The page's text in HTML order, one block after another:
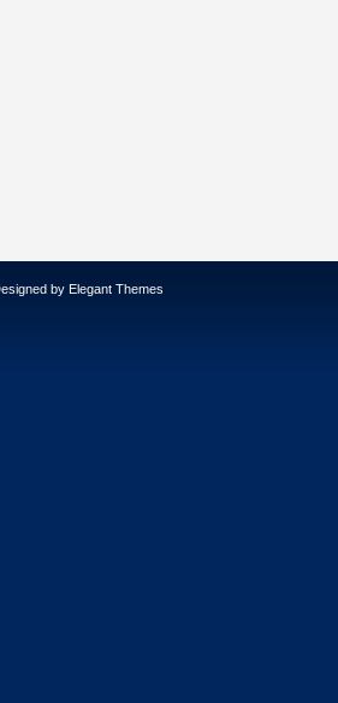
by Elegant Themes